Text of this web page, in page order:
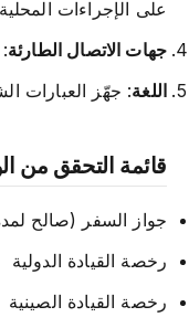
على الإجراءات المحلية
جهات الاتصال الطارئة
اللغة: جهّز العبارات
قائمة التحقق من
جواز السفر (صالح لمدة 6 أشهر على
رخصة القيادة الدولية
رخصة القيادة الصينية